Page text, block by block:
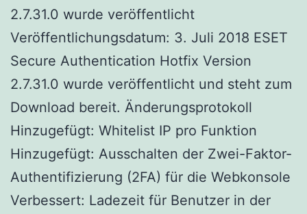
2.7.31.0 wurde veröffentlicht
Veröffentlichungsdatum: 3. Juli 2018 ESET
Secure Authentication Hotfix Version
2.7.31.0 wurde veröffentlicht und steht zum
Download bereit. Änderungsprotokoll
Hinzugefügt: Whitelist IP pro Funktion
Hinzugefügt: Ausschalten der Zwei-Faktor-
Authentifizierung (2FA) für die Webkonsole
Verbessert: Ladezeit für Benutzer in der